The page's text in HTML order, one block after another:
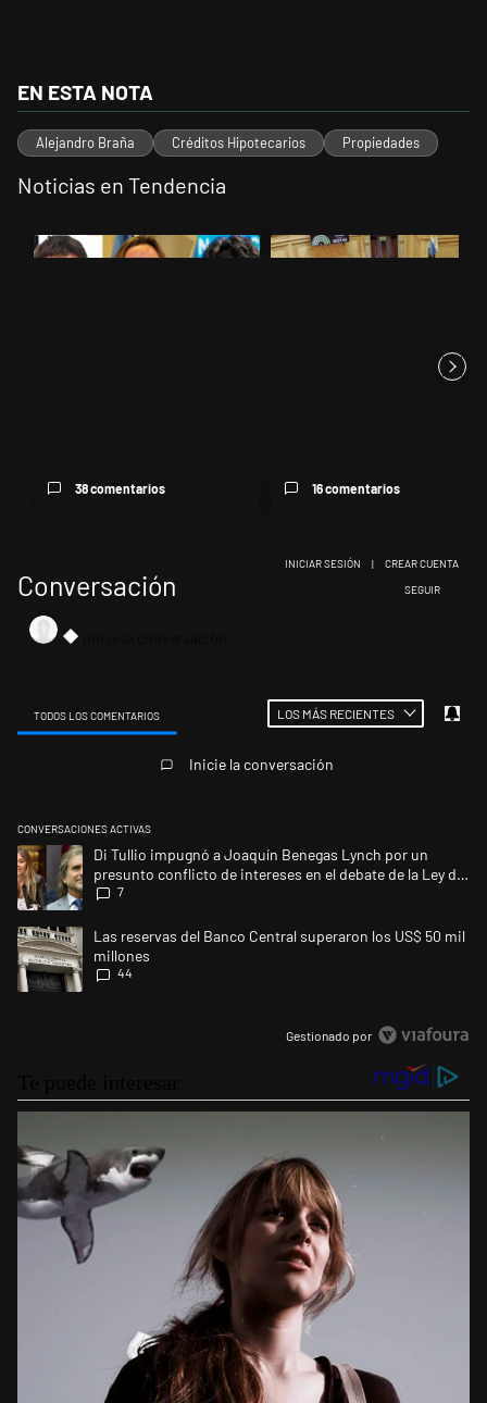
EN ESTA NOTA
Alejandro Braña Créditos Hipotecarios Propiedades
Noticias en Tendencia
Un artículo de tendencia con el título "Grabois, Moreau y Lousteau
38 comentarios
Un artículo de tendencia con el
16 comentarios
Conversación SIGA ESTA
SEGUIR
INICIAR SESIÓN | CREAR CUENTA
TODOS LOS COMENTARIOS LOS MÁS RECIENTES
Inicie la conversación
CONVERSACIONES ACTIVAS
Este listado muestra los artículos con más comentarios en los últimos
Un artículo de tendencia con el título "Di Tullio impugnó a Joaquín
Di Tullio impugnó a Joaquín Benegas Lynch por un
presunto conflicto de intereses en el debate de la Ley de
Tierras
7
Un artículo de tendencia con el título "Las reservas del Banco Central
Las reservas del Banco Central superaron los US$ 50 mil
millones
44
Gestionado por